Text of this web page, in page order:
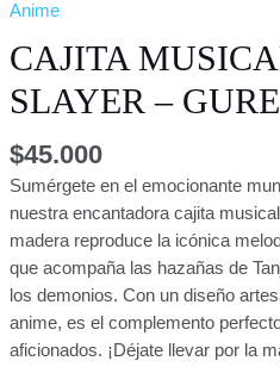
Anime
CAJITA
SLAYER –
$45.000
Sumérgete en el emocionante
nuestra encantadora cajita
madera reproduce la icónica
que acompaña las hazañas de
los demonios. Con un diseño
anime, es el complemento
aficionados. ¡Déjate llevar por la